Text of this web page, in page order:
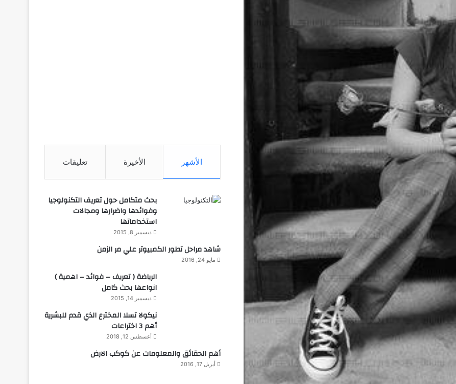
الأشهر الأخيرة تعليقات
بحث متكامل حول تعريف التكنولوجيا
وفوائدها واضرارها ومجالات
استخداماتها
ديسمبر 8, 2015
شاهد مراحل تطور الكمبيوتر علي مر الزمن
مايو 24, 2016
الرياضة ( تعريف – فوائد – اهمية )
انواعها بحث كامل
ديسمبر 14, 2015
نيكولا تسلا المخترع الذي قدم للبشرية
أهم 3 اختراعات
أغسطس 12, 2018
أهم الحقائق والمعلومات عن كوكب الارض
أبريل 17, 2016